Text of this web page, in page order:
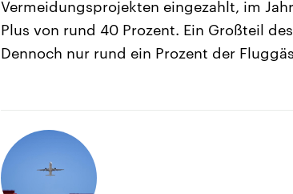
Vermeidungsprojekten eingezahlt, im
Plus von rund 40 Prozent. Ein Großteil
Dennoch nur rund ein Prozent der